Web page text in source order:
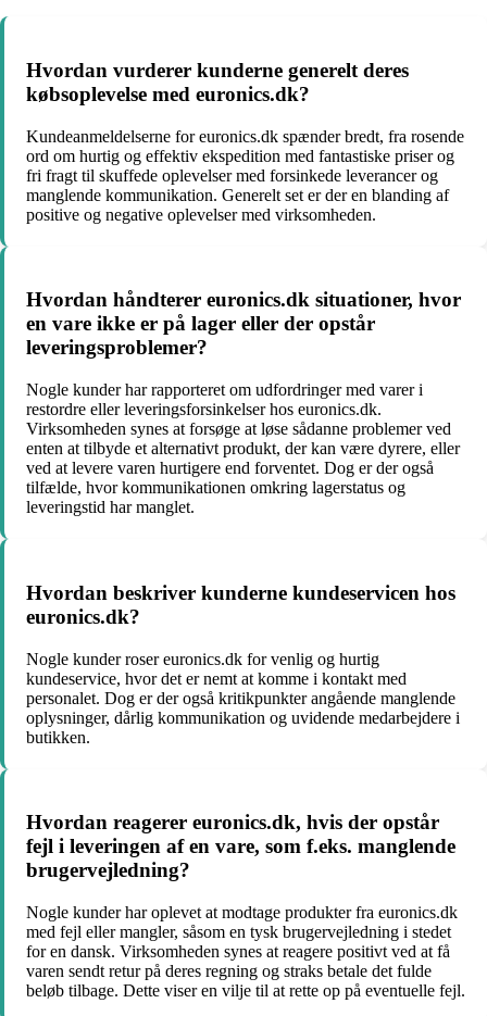
Hvordan vurderer kunderne generelt deres
købsoplevelse med euronics.dk?
Kundeanmeldelserne for euronics.dk spænder bredt, fra rosende
ord om hurtig og effektiv ekspedition med fantastiske priser og
fri fragt til skuffede oplevelser med forsinkede leverancer og
manglende kommunikation. Generelt set er der en blanding af
positive og negative oplevelser med virksomheden.
Hvordan håndterer euronics.dk situationer, hvor
en vare ikke er på lager eller der opstår
leveringsproblemer?
Nogle kunder har rapporteret om udfordringer med varer i
restordre eller leveringsforsinkelser hos euronics.dk.
Virksomheden synes at forsøge at løse sådanne problemer ved
enten at tilbyde et alternativt produkt, der kan være dyrere, eller
ved at levere varen hurtigere end forventet. Dog er der også
tilfælde, hvor kommunikationen omkring lagerstatus og
leveringstid har manglet.
Hvordan beskriver kunderne kundeservicen hos
euronics.dk?
Nogle kunder roser euronics.dk for venlig og hurtig
kundeservice, hvor det er nemt at komme i kontakt med
personalet. Dog er der også kritikpunkter angående manglende
oplysninger, dårlig kommunikation og uvidende medarbejdere i
butikken.
Hvordan reagerer euronics.dk, hvis der opstår
fejl i leveringen af en vare, som f.eks. manglende
brugervejledning?
Nogle kunder har oplevet at modtage produkter fra euronics.dk
med fejl eller mangler, såsom en tysk brugervejledning i stedet
for en dansk. Virksomheden synes at reagere positivt ved at få
varen sendt retur på deres regning og straks betale det fulde
beløb tilbage. Dette viser en vilje til at rette op på eventuelle fejl.